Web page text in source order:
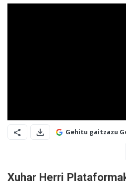
Gehitu gaitzazu
Xuhar Herri